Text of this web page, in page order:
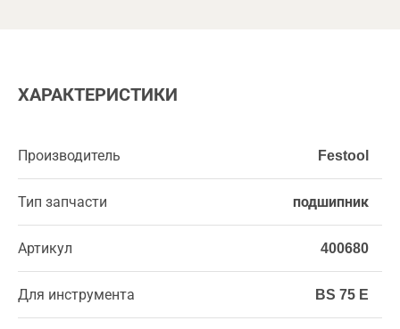
ХАРАКТЕРИСТИКИ
Производитель Festool
Тип запчасти подшипник
Артикул 400680
Для инструмента BS 75 E